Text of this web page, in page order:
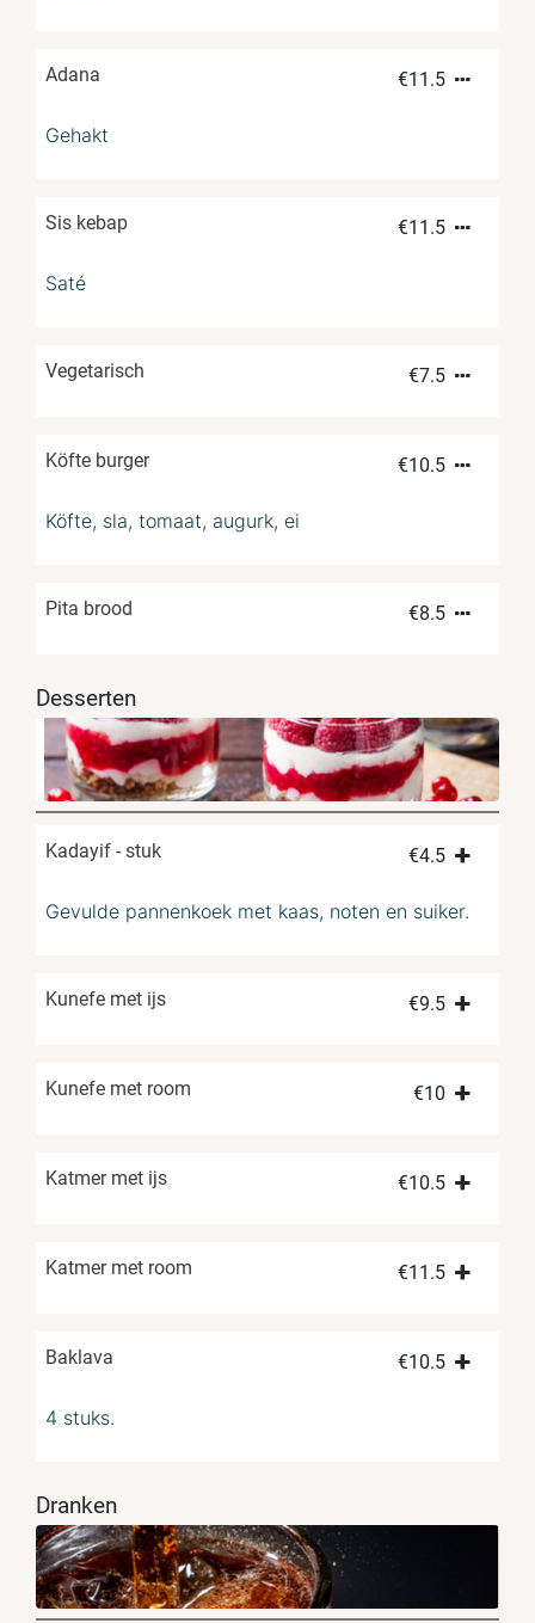
Adana €11.5
Gehakt
Sis kebap €11.5
Saté
Vegetarisch €7.5
Köfte burger €10.5
Köfte, sla, tomaat, augurk, ei
Pita brood €8.5
Desserten
Kadayif - stuk €4.5
Gevulde pannenkoek met kaas, noten en suiker.
Kunefe met ijs €9.5
Kunefe met room €10
Katmer met ijs €10.5
Katmer met room €11.5
Baklava €10.5
4 stuks.
Dranken